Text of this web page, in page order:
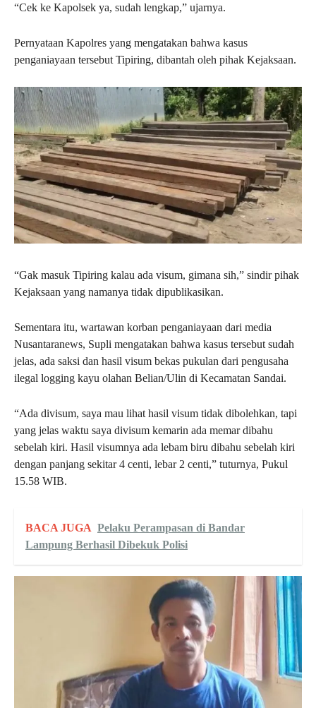
“Cek ke Kapolsek ya, sudah lengkap,” ujarnya.
Pernyataan Kapolres yang mengatakan bahwa kasus
penganiayaan tersebut Tipiring, dibantah oleh pihak Kejaksaan.
“Gak masuk Tipiring kalau ada visum, gimana sih,” sindir pihak
Kejaksaan yang namanya tidak dipublikasikan.
Sementara itu, wartawan korban penganiayaan dari media
Nusantaranews, Supli mengatakan bahwa kasus tersebut sudah
jelas, ada saksi dan hasil visum bekas pukulan dari pengusaha
ilegal logging kayu olahan Belian/Ulin di Kecamatan Sandai.
“Ada divisum, saya mau lihat hasil visum tidak dibolehkan, tapi
yang jelas waktu saya divisum kemarin ada memar dibahu
sebelah kiri. Hasil visumnya ada lebam biru dibahu sebelah kiri
dengan panjang sekitar 4 centi, lebar 2 centi,” tuturnya, Pukul
15.58 WIB.
BACA JUGA Pelaku Perampasan di Bandar
Lampung Berhasil Dibekuk Polisi